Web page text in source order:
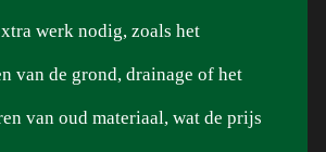
werk nodig, zoals het
van de grond, drainage of het
van oud materiaal, wat de prijs